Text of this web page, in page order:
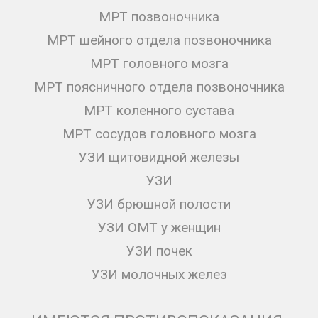
МРТ позвоночника
МРТ шейного отдела позвоночника
МРТ головного мозга
МРТ поясничного отдела позвоночника
МРТ коленного сустава
МРТ сосудов головного мозга
УЗИ щитовидной железы
УЗИ
УЗИ брюшной полости
УЗИ ОМТ у женщин
УЗИ почек
УЗИ молочных желез